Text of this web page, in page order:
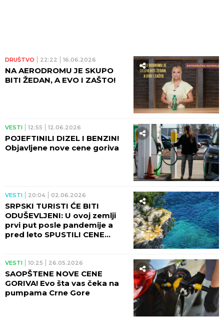
DRUŠTVO 22:22 16.06.2026
NA AERODROMU JE SKUPO
BITI ŽEDAN, A EVO I ZAŠTO!
VESTI 12:55 12.06.2026
POJEFTINILI DIZEL I BENZIN!
Objavljene nove cene goriva
VESTI 20:04 02.06.2026
SRPSKI TURISTI ĆE BITI
ODUŠEVLJENI: U ovoj zemlji
prvi put posle pandemije a
pred leto SPUSTILI CENE
VESTI 10:25 26.05.2026
SAOPŠTENE NOVE CENE
GORIVA! Evo šta vas čeka na
pumpama Crne Gore